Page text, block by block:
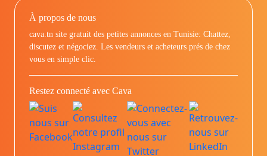
À propos de nous
cava.tn site gratuit des petites annonces en Tunisie: Chattez,
discutez et négociez. Les vendeurs et acheteurs prés de chez
vous en simple clic.
Restez connecté avec Cava